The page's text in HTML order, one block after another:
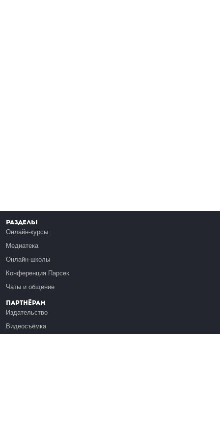
Разделы
Онлайн-курсы
Медиатека
Онлайн-школы
Конференция Парсек
Чаты и общение
Партнёрам
Издательство
Видеосъёмка